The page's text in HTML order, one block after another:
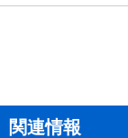
関連情報